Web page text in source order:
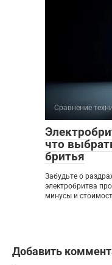
Сравнение
что
бритья
Забудьте о
электробритва
минусы и
Добавить